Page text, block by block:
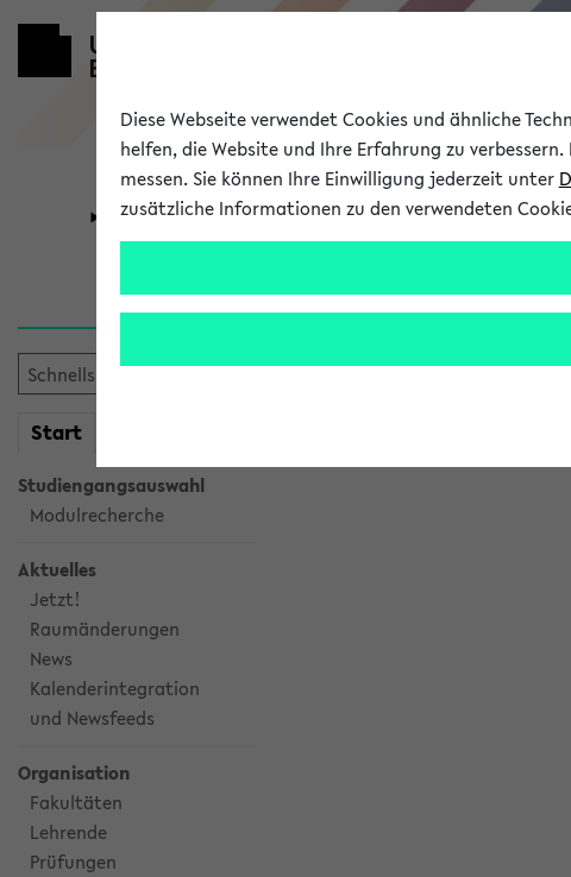
Universität Forschung
Start
Studiengangsauswahl
Modulrecherche
Aktuelles
Jetzt!
Raumänderungen
News
Kalenderintegration
und Newsfeeds
Organisation
Fakultäten
Lehrende
Prüfungen
Sie möchten auf eine eKVV
Diese Webseite verwendet Cookies und ähnliche
helfen, die Website und Ihre Erfahrung zu
messen. Sie können Ihre Einwilligung jederzeit unter
zusätzliche Informationen zu den verwendeten